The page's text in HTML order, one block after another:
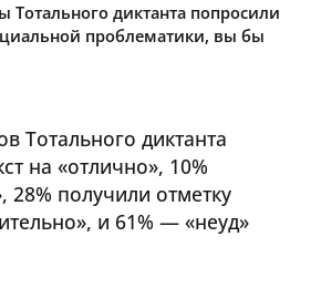
Тотального диктанта попросили
проблематики, вы бы
Тотального диктанта
на «отлично», 10%
28% получили отметку
и 61% — «неуд»